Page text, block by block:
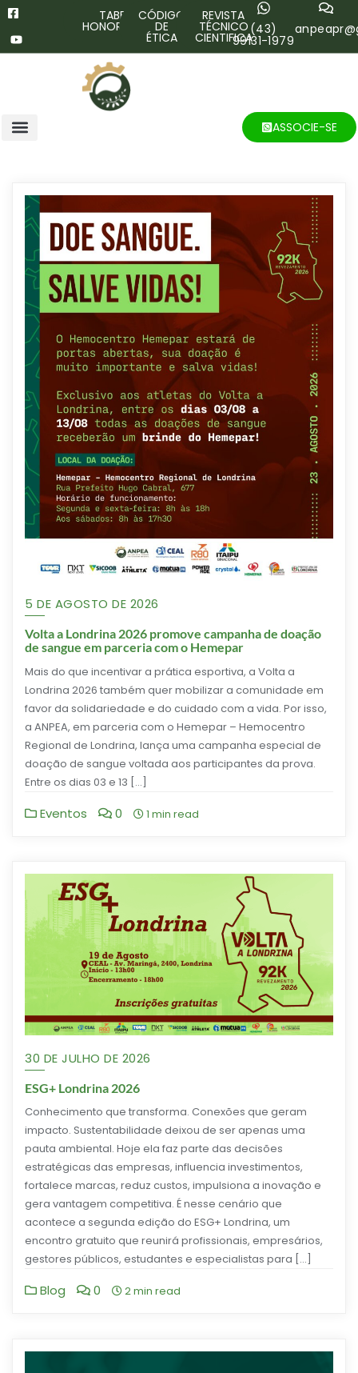
TABELA
HONORÁRIOS
CÓDIGO
DE
ÉTICA
REVISTA
TÉCNICO
CIENTIFICA
(43)
99131-1979
ASSOCIE-SE
5 DE AGOSTO DE 2026
Volta a Londrina 2026 promove campanha de doação
de sangue em parceria com o Hemepar
Mais do que incentivar a prática esportiva, a Volta a
Londrina 2026 também quer mobilizar a comunidade em
favor da solidariedade e do cuidado com a vida. Por isso,
a ANPEA, em parceria com o Hemepar – Hemocentro
Regional de Londrina, lança uma campanha especial de
doação de sangue voltada aos participantes da prova.
Entre os dias 03 e 13 […]
Eventos 0 1 min read
30 DE JULHO DE 2026
ESG+ Londrina 2026
Conhecimento que transforma. Conexões que geram
impacto. Sustentabilidade deixou de ser apenas uma
pauta ambiental. Hoje ela faz parte das decisões
estratégicas das empresas, influencia investimentos,
fortalece marcas, reduz custos, impulsiona a inovação e
gera vantagem competitiva. É nesse cenário que
acontece a segunda edição do ESG+ Londrina, um
encontro gratuito que reunirá profissionais, empresários,
gestores públicos, estudantes e especialistas para […]
Blog 0 2 min read